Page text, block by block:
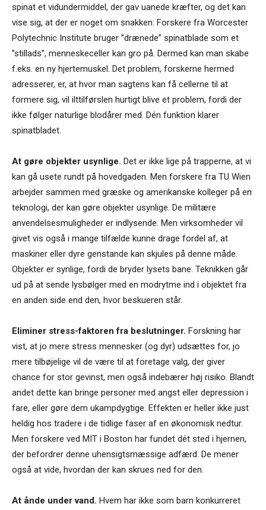
spinat et vidundermiddel, der gav uanede kræfter, og det kan
vise sig, at der er noget om snakken: Forskere fra Worcester
Polytechnic Institute bruger ”drænede” spinatblade som et
”stillads”, menneskeceller kan gro på. Dermed kan man skabe
f.eks. en ny hjertemuskel. Det problem, forskerne hermed
adresserer, er, at hvor man sagtens kan få cellerne til at
formere sig, vil ilttilførslen hurtigt blive et problem, fordi der
ikke følger naturlige blodårer med. Dén funktion klarer
spinatbladet.
At gøre objekter usynlige. Det er ikke lige på trapperne, at vi
kan gå usete rundt på hovedgaden. Men forskere fra TU Wien
arbejder sammen med græske og amerikanske kolleger på en
teknologi, der kan gøre objekter usynlige. De militære
anvendelsesmuligheder er indlysende. Men virksomheder vil
givet vis også i mange tilfælde kunne drage fordel af, at
maskiner eller dyre genstande kan skjules på denne måde.
Objekter er synlige, fordi de bryder lysets bane. Teknikken går
ud på at sende lysbølger med en modrytme ind i objektet fra
en anden side end den, hvor beskueren står.
Eliminer stress-faktoren fra beslutninger. Forskning har
vist, at jo mere stress mennesker (og dyr) udsættes for, jo
mere tilbøjelige vil de være til at foretage valg, der giver
chance for stor gevinst, men også indebærer høj risiko. Blandt
andet dette kan bringe personer med angst eller depression i
fare, eller gøre dem ukampdygtige. Effekten er heller ikke just
heldig hos tradere i de tidlige faser af en økonomisk nedtur.
Men forskere ved MIT i Boston har fundet dét sted i hjernen,
der befordrer denne uhensigtsmæssige adfærd. De mener
også at vide, hvordan der kan skrues ned for den.
At ånde under vand. Hvem har ikke som barn konkurreret